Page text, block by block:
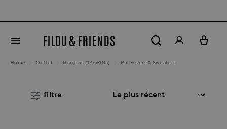
Home Outlet Garçons (12m-10a) Pull-overs & Sweaters
filtre